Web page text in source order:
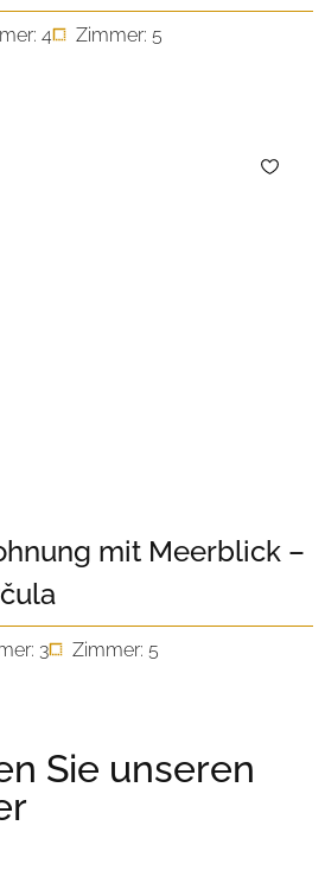
4
Zimmer: 5
mit Meerblick –
3
Zimmer: 5
Sie unseren